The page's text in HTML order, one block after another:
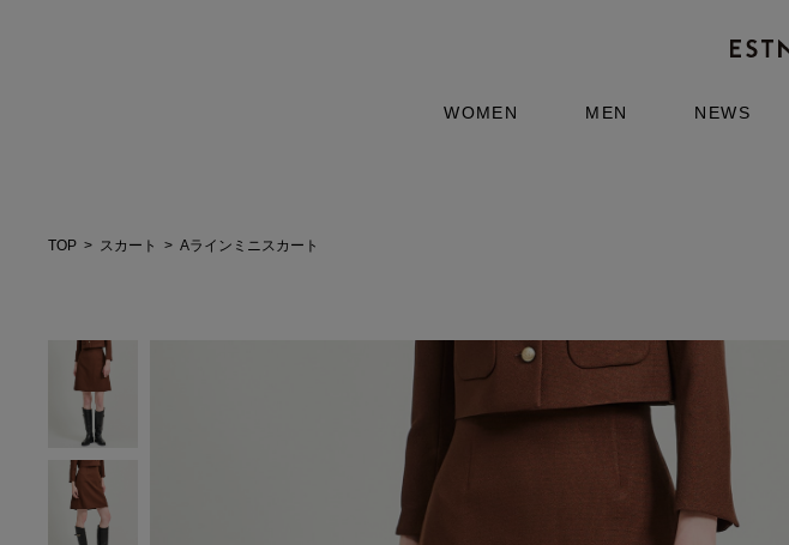
WOMEN MEN NEWS
TOP スカート Aラインミニスカート